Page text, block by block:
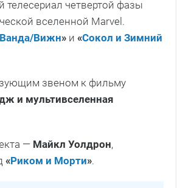
телесериал четвертой фазы
вселенной Marvel.
Ванда/Вижн» и «Сокол и Зимний
звеном к фильму
и мультивселенная
— Майкл Уолдрон,
«Риком и Морти».